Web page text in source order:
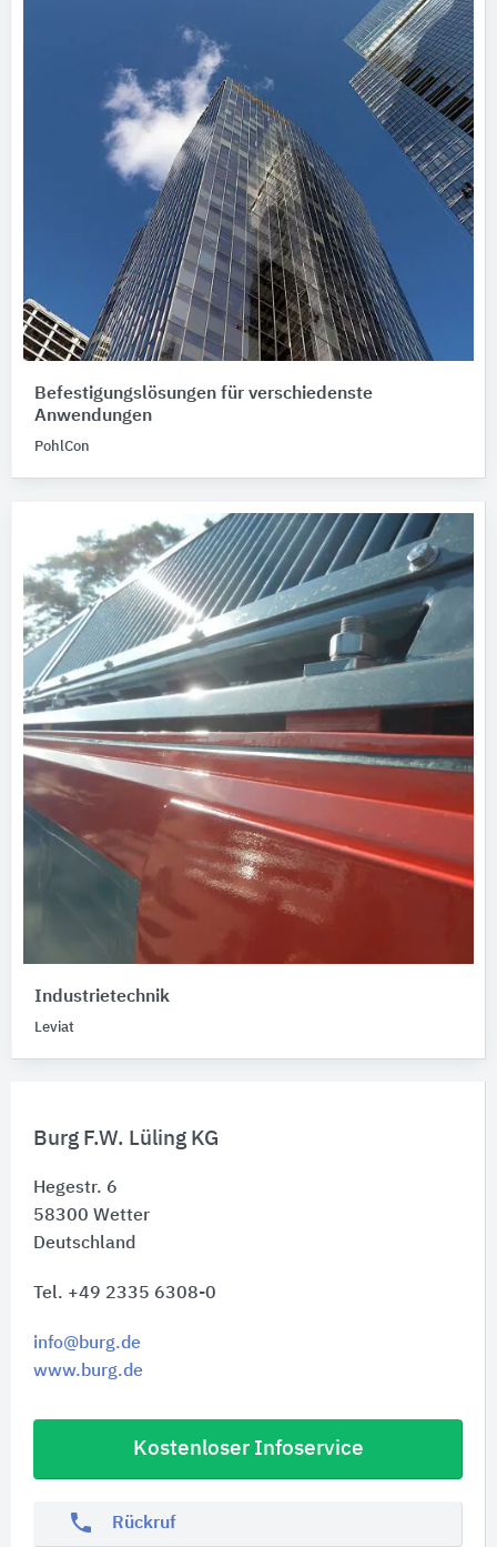
Burg F.W. Lüling KG
Hegestr. 6
58300 Wetter
Deutschland
Tel. +49 2335 6308-0
info@burg.de
www.burg.de
Kostenloser Infoservice
phone Rückruf
Befestigungslösungen für verschiedenste
Anwendungen
PohlCon
Industrietechnik
Leviat